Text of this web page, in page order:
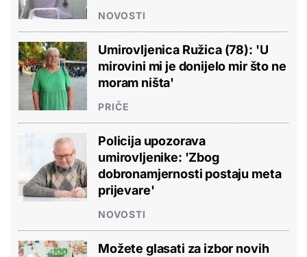
NOVOSTI
Umirovljenica Ružica (78): 'U
mirovini mi je donijelo mir što ne
moram ništa'
PRIČE
Policija upozorava
umirovljenike: 'Zbog
dobronamjernosti postaju meta
prijevare'
NOVOSTI
Možete glasati za izbor novih